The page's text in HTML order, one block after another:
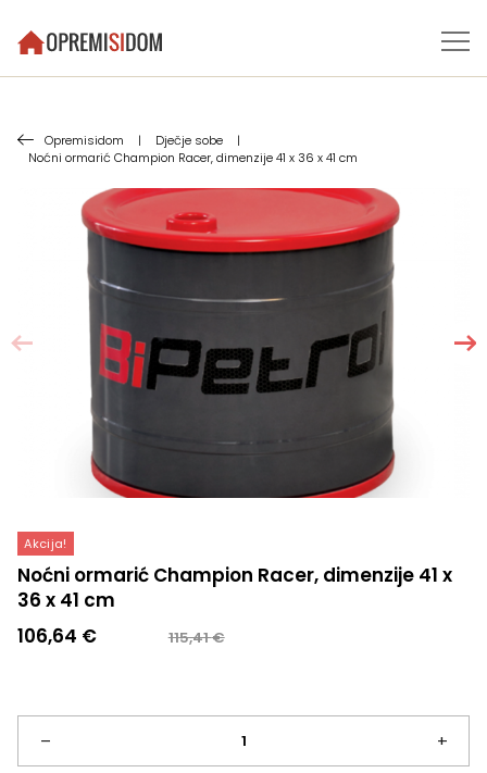
Opremisidom | Dječje sobe
|
Noćni ormarić Champion Racer, dimenzije 41 x 36 x 41 cm
Akcija!
Noćni ormarić Champion Racer, dimenzije 41 x
36 x 41 cm
115,41€
Izvorna
je:
115,41 €.
106,64 €
Trenutna
106,64 €.
–
Noćni +